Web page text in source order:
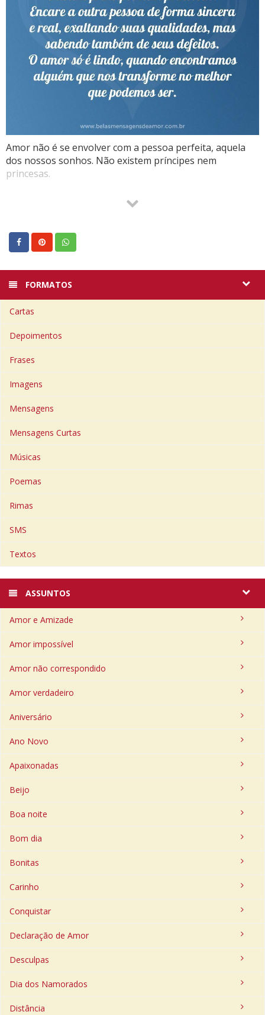
Amor não é se envolver com a pessoa perfeita, aquela
dos nossos sonhos. Não existem príncipes nem
princesas.
suas qualidades, mas sabendo também de seus defeitos.
transforme no melhor que podemos ser.
FORMATOS
Cartas
Depoimentos
Frases
Imagens
Mensagens
Mensagens Curtas
Músicas
Poemas
Rimas
SMS
Textos
ASSUNTOS
Amor e Amizade
Amor impossível
Amor não correspondido
Amor verdadeiro
Aniversário
Ano Novo
Apaixonadas
Beijo
Boa noite
Bom dia
Bonitas
Carinho
Conquistar
Declaração de Amor
Desculpas
Dia dos Namorados
Distância